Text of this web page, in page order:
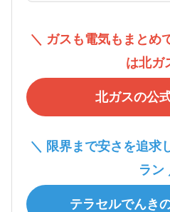
＼ ガスも電気もまとめ
は北ガ
北ガスの公
＼ 限界まで安さを追求
ラン
テラセルでんき